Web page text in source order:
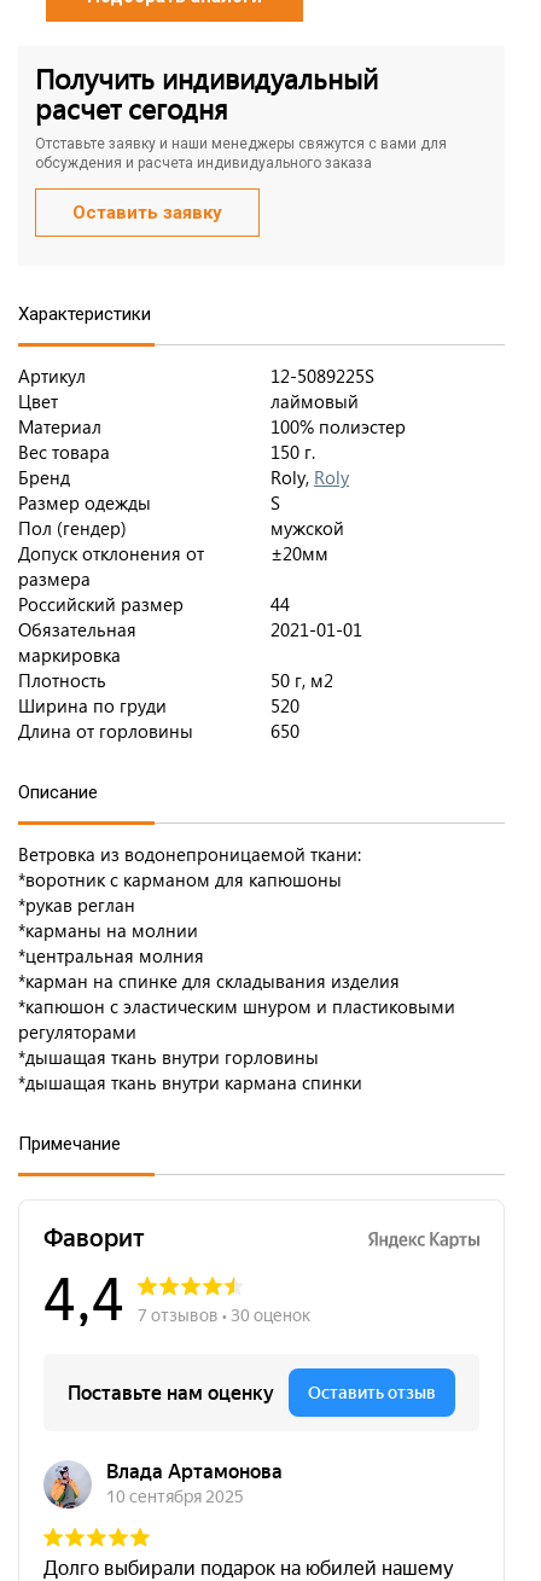
Получить индивидуальный
расчет сегодня
Отставьте заявку и наши менеджеры свяжутся с вами для
обсуждения и расчета индивидуального заказа
Оставить заявку
Характеристики
Артикул
12-5089225S
Цвет
лаймовый
Материал
100% полиэстер
Вес товара
150 г.
Бренд
Roly, Roly
Размер одежды
S
Пол (гендер)
мужской
Допуск отклонения от
размера
±20мм
Российский размер
44
Обязательная
маркировка
2021-01-01
Плотность
50 г, м2
Ширина по груди
520
Длина от горловины
650
Описание
Ветровка из водонепроницаемой ткани:
*воротник с карманом для капюшоны
*рукав реглан
*карманы на молнии
*центральная молния
*карман на спинке для складывания изделия
*капюшон с эластическим шнуром и пластиковыми
регуляторами
*дышащая ткань внутри горловины
*дышащая ткань внутри кармана спинки
Примечание